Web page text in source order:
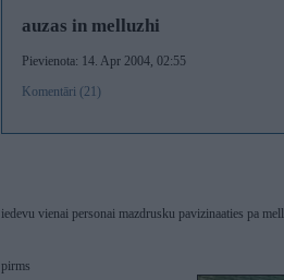
auzas in melluzhi
Pievienota: 14. Apr 2004, 02:55
Komentāri (21)
iedevu vienai personai mazdrusku pavizinaaties pa
pirms